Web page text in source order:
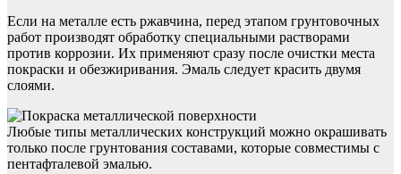
Если на металле есть ржавчина, перед этапом грунтовочных
работ производят обработку специальными растворами
против коррозии. Их применяют сразу после очистки места
покраски и обезжиривания. Эмаль следует красить двумя
слоями.
Любые типы металлических конструкций можно окрашивать
только после грунтования составами, которые совместимы с
пентафталевой эмалью.